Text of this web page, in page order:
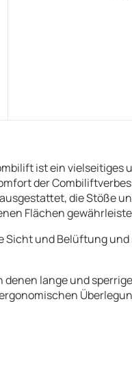
ist ein vielseitiges
der
die Stöße
Flächen
und Belüftung
lange und